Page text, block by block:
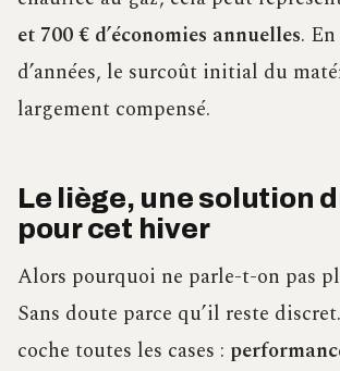
et 700 € d’économies annuelles.
d’années, le surcoût initial du
largement compensé.
Le liège, une solution
pour cet hiver
Alors pourquoi ne parle-t-on pas
Sans doute parce qu’il reste
coche toutes les cases :